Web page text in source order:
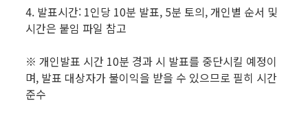
4. 발표시간: 1인당 10분 발표, 5분 토의, 개인별 순서 및
시간은 붙임 파일 참고
※ 개인발표 시간 10분 경과 시 발표를 중단시킬 예정이
며, 발표 대상자가 불이익을 받을 수 있으므로 필히 시간
준수